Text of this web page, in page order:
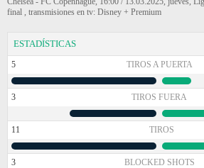
final , transmisiones en tv: Disney + Premium
ESTADÍSTICAS
5 TIROS A PUERTA
3 TIROS FUERA
11 TIROS
3 BLOCKED SHOTS